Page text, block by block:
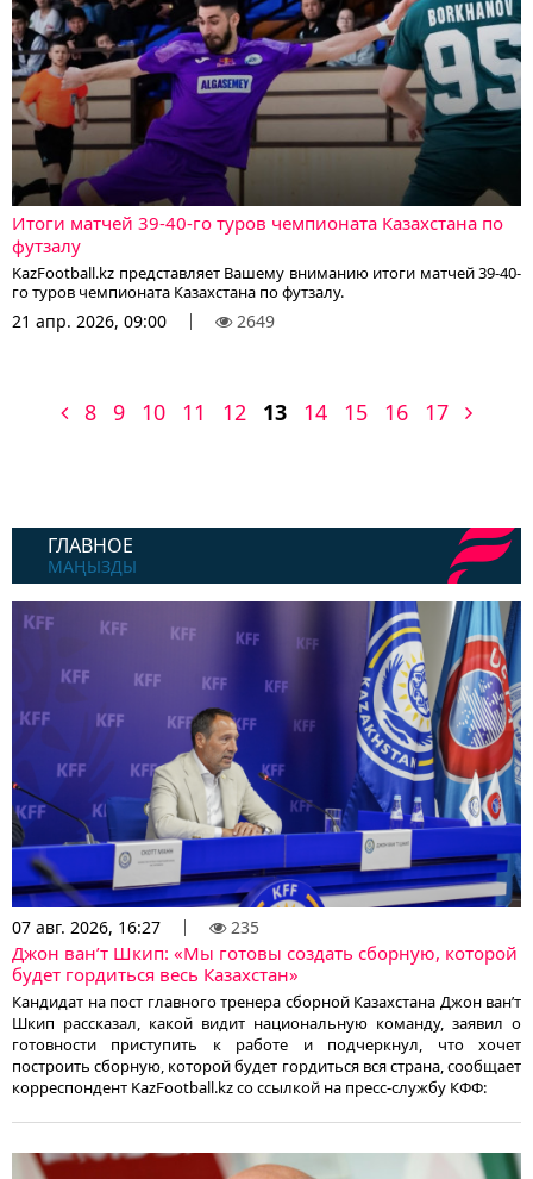
ГЛАВНОЕ
МАҢЫЗДЫ
07 авг. 2026, 16:27 235
Джон ван’т Шкип: «Мы готовы создать сборную, которой
будет гордиться весь Казахстан»
Кандидат на пост главного тренера сборной Казахстана Джон ван’т
Шкип рассказал, какой видит национальную команду, заявил о
готовности приступить к работе и подчеркнул, что хочет
построить сборную, которой будет гордиться вся страна, сообщает
корреспондент KazFootball.kz со ссылкой на пресс-службу КФФ:
Итоги матчей 39-40-го туров чемпионата Казахстана по
футзалу
KazFootball.kz представляет Вашему вниманию итоги матчей 39-40-
го туров чемпионата Казахстана по футзалу.
21 апр. 2026, 09:00 2649
8 9 10 11 12 13 14 15 16 17